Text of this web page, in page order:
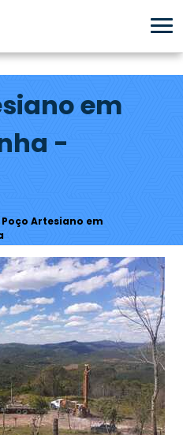
em
-
Poço Artesiano em